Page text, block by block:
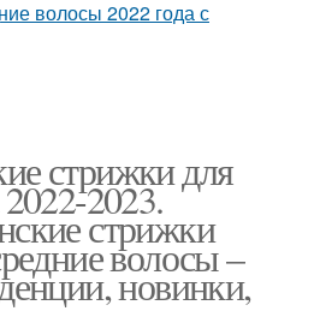
стрижки для
2023.
стрижки
волосы –
новинки,